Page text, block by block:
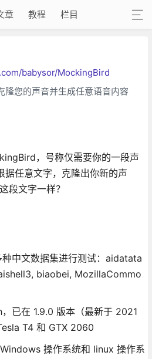
章 教程 栏目
babysor/MockingBird
隆您的声音并生成任意语音内容
，号称仅需要你的一段声
据任意文字，克隆出你新的声
段文字一样？
中文数据集进行测试：aidatata
biaobei, MozillaCommo
已在 1.9.0 版本（最新于 2021
T4 和 GTX 2060
操作系统和 linux 操作系